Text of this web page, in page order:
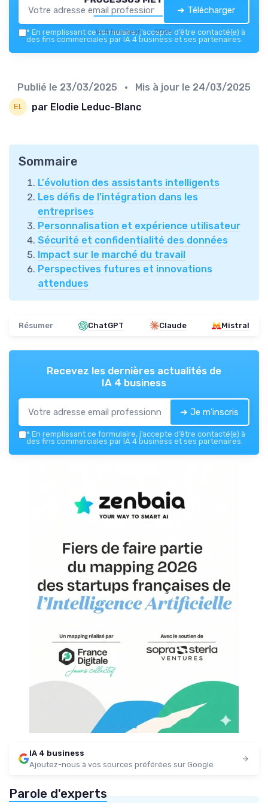
IA 4 business — 2026
➔ Télécharger
* En remplissant ce formulaire, j’accepte d’être contacté(e) à
des fins commerciales par IA 4 business et ses partenaires.
Publié le 23/03/2025 • Mis à jour le 24/03/2025
par Elodie Leduc-Blanc
Sommaire
L'évolution des assistants intelligents
Les défis de l'intégration dans les
entreprises
Personnalisation et expérience utilisateur
Sécurité et confidentialité des données
Impact sur le marché du travail
Perspectives futures et innovations
attendues
Résumer ChatGPT Claude Mistral
Recevez les dernières actualités de
IA 4 business
➔ Je m'inscris
* En remplissant ce formulaire, j’accepte d’être contacté(e) à
des fins commerciales par IA 4 business et ses partenaires.
IA 4 business
Ajoutez-nous à vos sources préférées sur Google
Parole d'experts